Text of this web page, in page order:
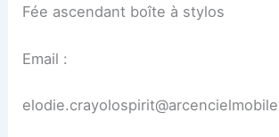
Fée ascendant boîte à stylos
Email :